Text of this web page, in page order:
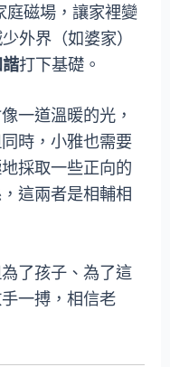
庭磁場，讓家裡變
外界（如婆家）
打下基礎。
一道溫暖的光，
時，小雅也需要
採取一些正向的
這兩者是相輔相
了孩子、為了這
一搏，相信老